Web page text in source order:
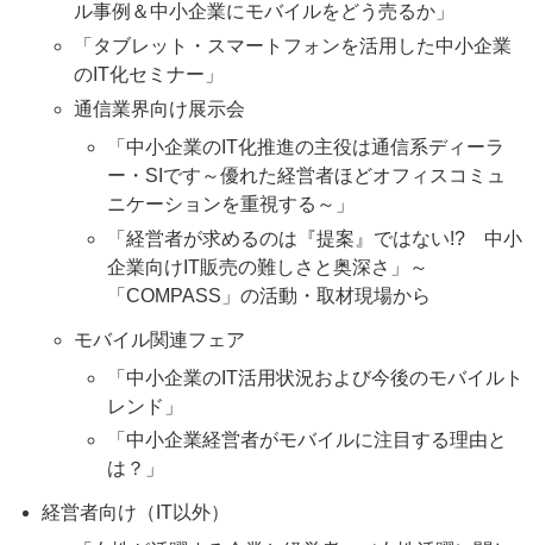
ル事例＆中小企業にモバイルをどう売るか」
「タブレット・スマートフォンを活用した中小企業
のIT化セミナー」
通信業界向け展示会
「中小企業のIT化推進の主役は通信系ディーラ
ー・SIです～優れた経営者ほどオフィスコミュ
ニケーションを重視する～」
「経営者が求めるのは『提案』ではない!? 中小
企業向けIT販売の難しさと奥深さ」～
「COMPASS」の活動・取材現場から
モバイル関連フェア
「中小企業のIT活用状況および今後のモバイルト
レンド」
「中小企業経営者がモバイルに注目する理由と
は？」
経営者向け（IT以外）